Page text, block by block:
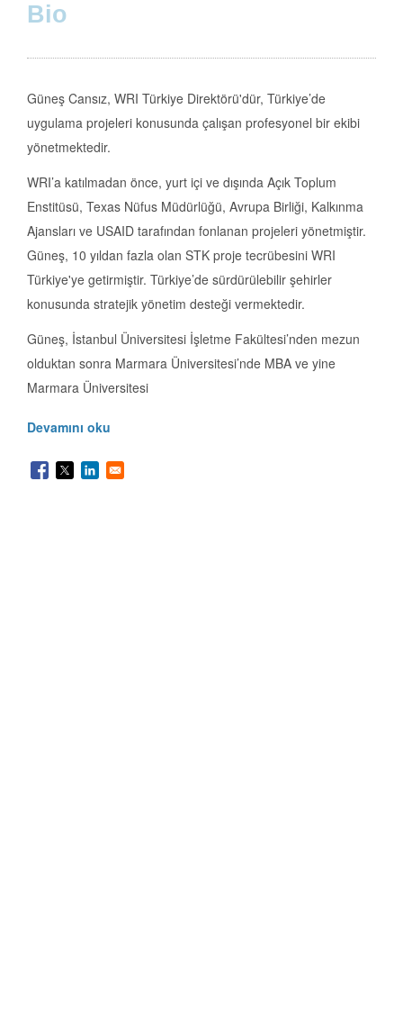
Bio
Güneş Cansız, WRI Türkiye Direktörü'dür, Türkiye’de
uygulama projeleri konusunda çalışan profesyonel bir ekibi
yönetmektedir.
WRI’a katılmadan önce, yurt içi ve dışında Açık Toplum
Enstitüsü, Texas Nüfus Müdürlüğü, Avrupa Birliği, Kalkınma
Ajansları ve USAID tarafından fonlanan projeleri yönetmiştir.
Güneş, 10 yıldan fazla olan STK proje tecrübesini WRI
Türkiye'ye getirmiştir. Türkiye’de sürdürülebilir şehirler
konusunda stratejik yönetim desteği vermektedir.
Güneş, İstanbul Üniversitesi İşletme Fakültesi’nden mezun
olduktan sonra Marmara Üniversitesi’nde MBA ve yine
Marmara Üniversitesi
Devamını oku